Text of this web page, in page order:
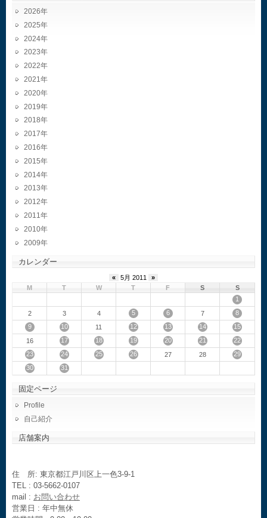
2026
2025
2024
2023
2022
2021
2020
2019
2018
2017
2016
2015
2014
2013
2012
2011
2010
2009
カレンダー
« 5月 2011
»
M
T W T F S
S
1
2
3 4 5 6 7
8
9
10 11 12 13 14
15
16
17 18 19 20 21
22
23
24 25 26 27 28
29
30
31
固定ページ
Profile
自己紹介
店舗案内
住 所: 東京都江戸川区上一色3-9-1
TEL : 03-5662-0107
mail : お問い合わせ
営業日 : 年中無休